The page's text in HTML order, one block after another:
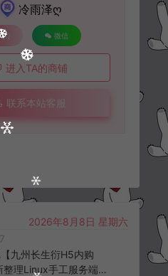
冷雨泽ღ
微信
进入TA的商铺
联系本站客服
2026年8月8日 星期六
九州长生衍H5内购
整理Linux手工服务端